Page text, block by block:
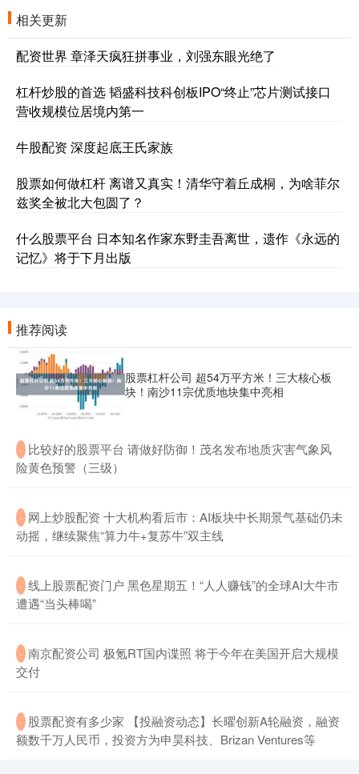
相关更新
配资世界 章泽天疯狂拼事业，刘强东眼光绝了
杠杆炒股的首选 韬盛科技科创板IPO“终止”芯片测试接口
营收规模位居境内第一
牛股配资 深度起底王氏家族
股票如何做杠杆 离谱又真实！清华守着丘成桐，为啥菲尔
兹奖全被北大包圆了？
什么股票平台 日本知名作家东野圭吾离世，遗作《永远的
记忆》将于下月出版
推荐阅读
股票杠杆公司 超54万平方米！三大核心板
块！南沙11宗优质地块集中亮相
· ​比较好的股票平台 请做好防御！茂名发布地质灾害气象风
险黄色预警（三级）
· ​网上炒股配资 十大机构看后市：AI板块中长期景气基础仍未
动摇，继续聚焦“算力牛+复苏牛”双主线
· ​线上股票配资门户 黑色星期五！“人人赚钱”的全球AI大牛市
遭遇“当头棒喝”
· ​南京配资公司 极氪RT国内谍照 将于今年在美国开启大规模
交付
· ​股票配资有多少家 【投融资动态】长曜创新A轮融资，融资
额数千万人民币，投资方为申昊科技、Brizan Ventures等